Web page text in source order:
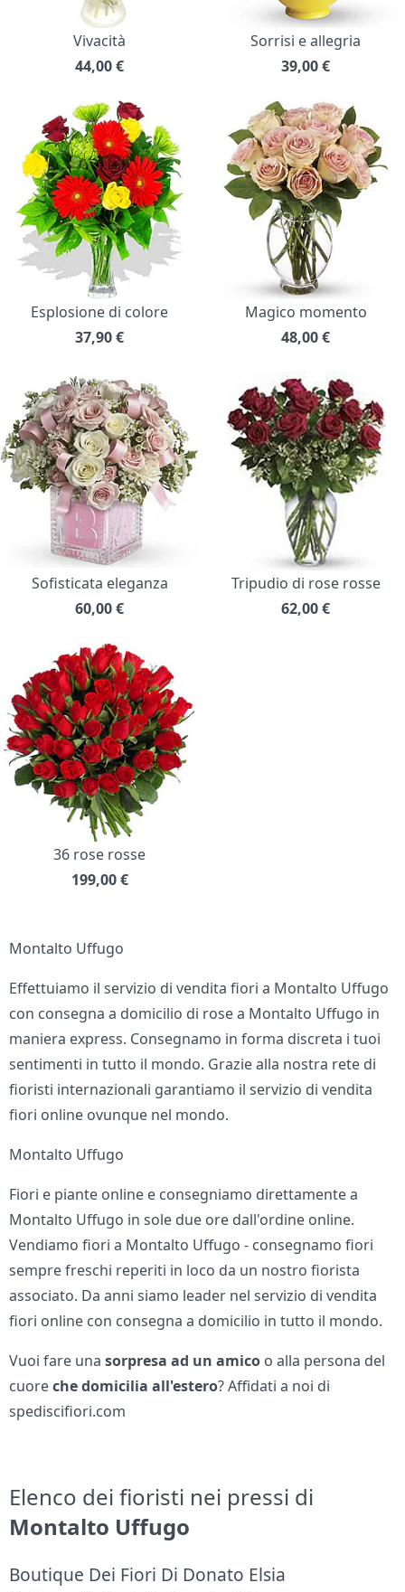
Vivacità
44,00€
Sorrisi e allegria
39,00€
Esplosione di colore
37,90€
Magico momento
48,00€
Sofisticata eleganza
60,00€
Tripudio di rose rosse
62,00€
36 rose rosse
199,00 €
Montalto Uffugo
Effettuiamo il servizio di vendita fiori a Montalto Uffugo
con consegna a domicilio di rose a Montalto Uffugo in
maniera express. Consegnamo in forma discreta i tuoi
sentimenti in tutto il mondo. Grazie alla nostra rete di
fioristi internazionali garantiamo il servizio di vendita
fiori online ovunque nel mondo.
Montalto Uffugo
Fiori e piante online e consegniamo direttamente a
Montalto Uffugo in sole due ore dall'ordine online.
Vendiamo fiori a Montalto Uffugo - consegnamo fiori
sempre freschi reperiti in loco da un nostro fiorista
associato. Da anni siamo leader nel servizio di vendita
fiori online con consegna a domicilio in tutto il mondo.
Vuoi fare unasorpresa ad un amico o alla persona del
cuoreche domicilia all'estero? Affidati a noi di
spediscifiori.com
Elenco dei fioristi nei pressi di
Montalto Uffugo
Boutique Dei Fiori Di Donato Elsia